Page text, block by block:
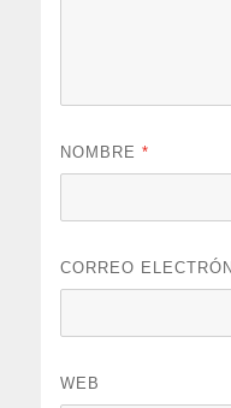
NOMBRE*
CORREO
WEB